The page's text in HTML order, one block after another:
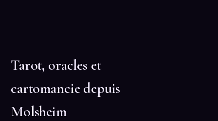
Tarot, oracles et
cartomancie depuis
Molsheim